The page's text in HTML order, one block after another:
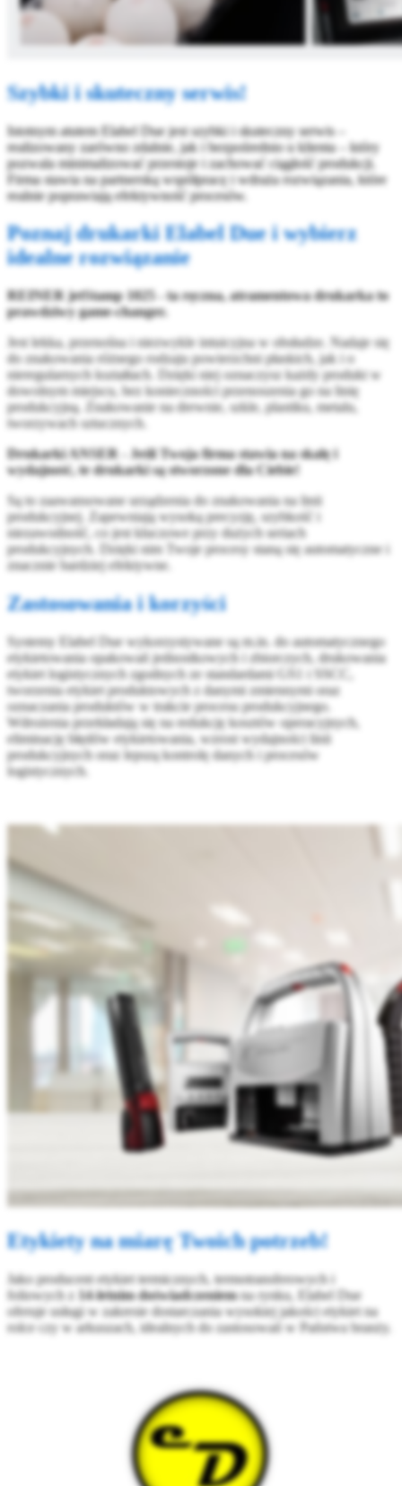
Szybki i skuteczny serwis!
Istotnym atutem Elabel Due jest szybki i skuteczny serwis –
realizowany zarówno zdalnie, jak i bezpośrednio u klienta – który
pozwala minimalizować przestoje i zachować ciągłość produkcji.
Firma stawia na partnerską współpracę i wdraża rozwiązania, które
realnie poprawiają efektywność procesów.
Poznaj drukarki Elabel Due i wybierz
idealne rozwiązanie
REINER jetStamp 1025 - ta ręczna, atramentowa drukarka to
prawdziwy game-changer.
Jest lekka, przenośna i niezwykle intuicyjna w obsłudze. Nadaje się
do znakowania różnego rodzaju powierzchni płaskich, jak i o
nieregularnych kształtach. Dzięki niej oznaczysz każdy produkt w
dowolnym miejscu, bez konieczności przenoszenia go na linię
produkcyjną. Znakowanie na drewnie, szkle, plastiku, metalu,
tworzywach sztucznych.
Drukarki ANSER - Jeśli Twoja firma stawia na skalę i
wydajność, te drukarki są stworzone dla Ciebie!
Są to zaawansowane urządzenia do znakowania na linii
produkcyjnej. Zapewniają wysoką precyzję, szybkość i
niezawodność, co jest kluczowe przy dużych seriach
produkcyjnych. Dzięki nim Twoje procesy staną się automatyczne i
znacznie bardziej efektywne.
Zastosowania i korzyści
Systemy Elabel Due wykorzystywane są m.in. do automatycznego
etykietowania opakowań jednostkowych i zbiorczych, drukowania
etykiet logistycznych zgodnych ze standardami GS1 i SSCC,
tworzenia etykiet produktowych z danymi zmiennymi oraz
oznaczania produktów w trakcie procesu produkcyjnego.
Wdrożenia przekładają się na redukcję kosztów operacyjnych,
eliminację błędów etykietowania, wzrost wydajności linii
produkcyjnych oraz lepszą kontrolę danych i procesów
logistycznych.
Etykiety na miarę Twoich potrzeb!
Jako producent etykiet termicznych, termotransferowych i
foliowych z 14-letnim doświadczeniemna rynku, Elabel Due
oferuje usługi w zakresie dostarczania wysokiej jakości etykiet na
rolce czy w arkuszach, idealnych do zastosowań w Państwa branży.